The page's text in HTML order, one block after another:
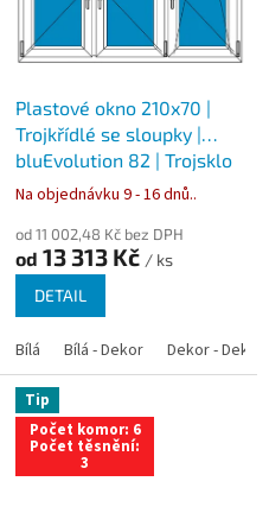
Bílá - Antracit Bílá - Zlatý dub
Plastové okno 210x70 |
Trojkřídlé se sloupky |
bluEvolution 82 | Trojsklo
Na objednávku 9 - 16 dnů..
od 11 002,48 Kč bez DPH
od 13 313 Kč / ks
DETAIL
Bílá Bílá - Dekor Dekor - Dekor
Tip
Počet komor: 6
Počet těsnění:
3